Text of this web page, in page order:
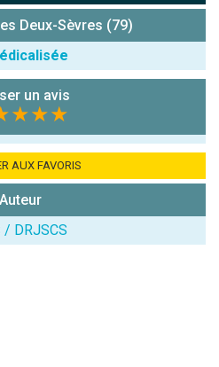
j'accepte que mon avis
Deux-Sèvres (79)
un avis
AUX FAVORIS
Auteur
/ DRJSCS